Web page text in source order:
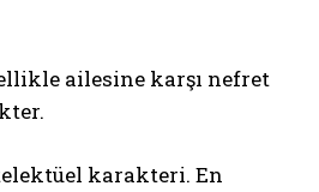
ailesine karşı nefret
karakteri. En